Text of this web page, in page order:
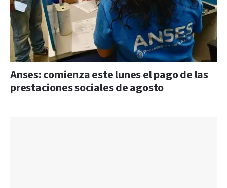
Anses: comienza este lunes el pago de las
prestaciones sociales de agosto